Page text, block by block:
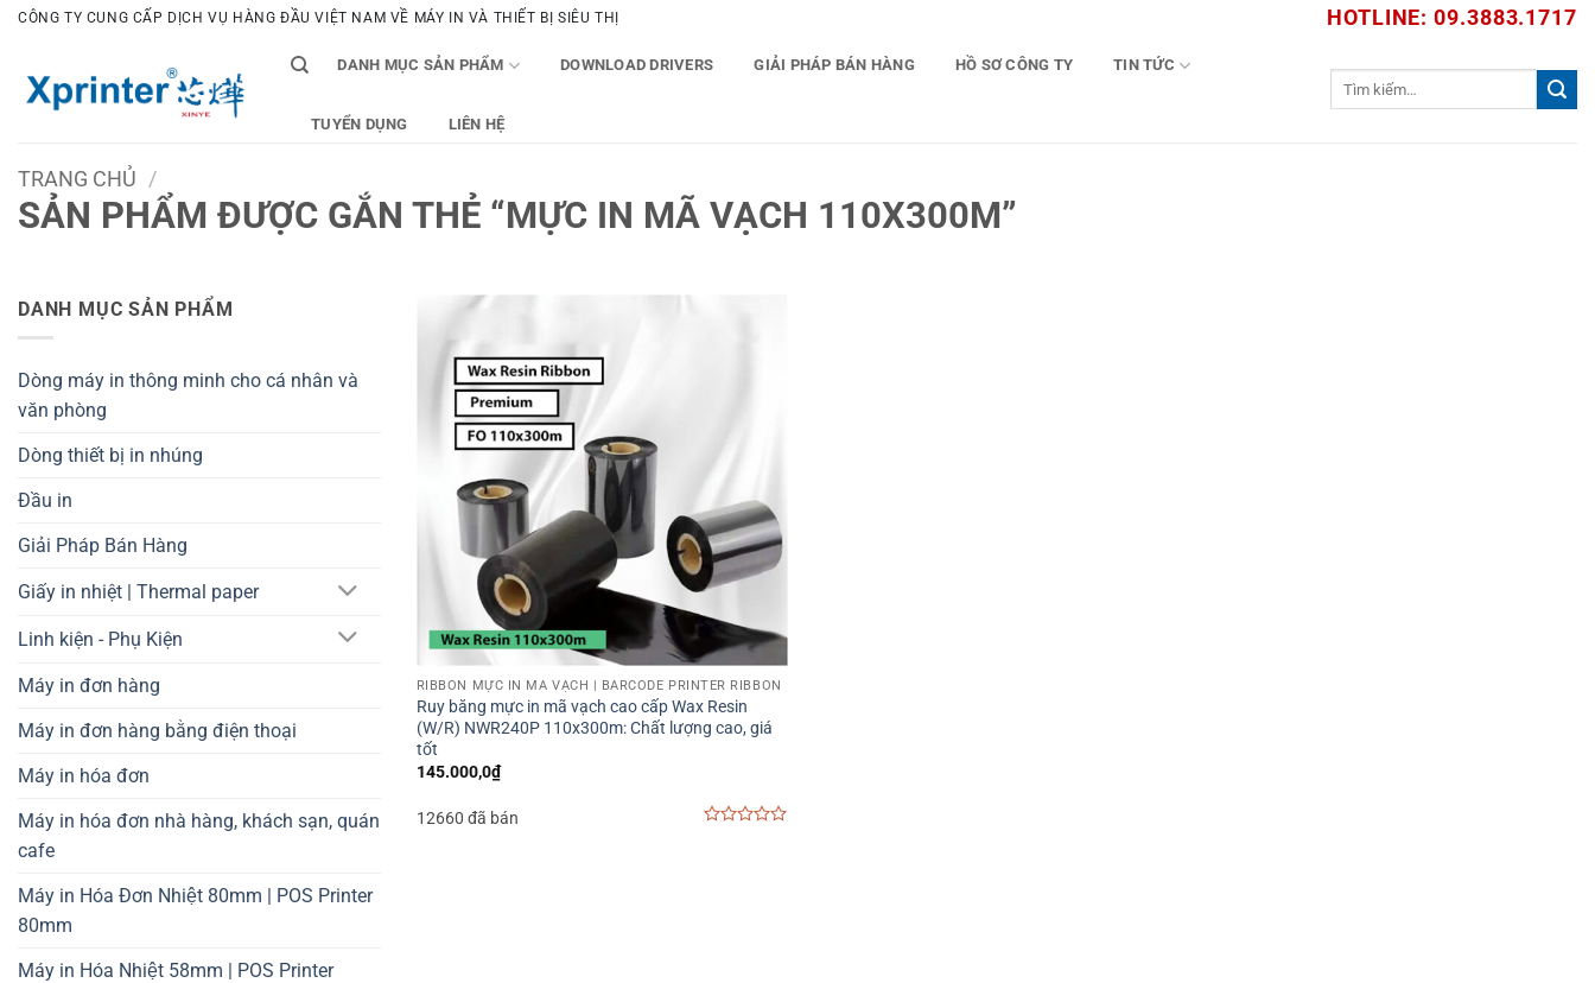
Bỏ
dung
CÔNG TY CUNG CẤP DỊCH VỤ HÀNG ĐẦU VIỆT NAM VỀ MÁY IN VÀ THIẾT BỊ SIÊU THỊ HOTLINE: 09.3883.1717
DANH MỤC SẢN PHẨM DOWNLOAD DRIVERS GIẢI PHÁP BÁN HÀNG HỒ SƠ CÔNG TY TIN TỨC
TUYỂN DỤNG LIÊN HỆ
TRANG CHỦ /
SẢN PHẨM ĐƯỢC GẮN THẺ “MỰC IN MÃ VẠCH 110X300M”
DANH MỤC SẢN PHẨM
Dòng máy in thông minh cho cá nhân và
văn phòng
Dòng thiết bị in nhúng
Đầu in
Giải Pháp Bán Hàng
Giấy in nhiệt | Thermal paper
Linh kiện - Phụ Kiện
Máy in đơn hàng
Máy in đơn hàng bằng điện thoại
Máy in hóa đơn
Máy in hóa đơn nhà hàng, khách sạn, quán
cafe
Máy in Hóa Đơn Nhiệt 80mm | POS Printer
80mm
Máy in Hóa Nhiệt 58mm | POS Printer
RIBBON MỰC IN MÃ VẠCH | BARCODE PRINTER RIBBON
Ruy băng mực in mã vạch cao cấp Wax Resin
(W/R) NWR240P 110x300m: Chất lượng cao, giá
tốt
145.000,0₫
12660 đã bán